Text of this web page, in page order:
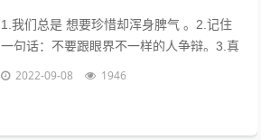
1.我们总是 想要珍惜却浑身脾气 。2.记住
一句话：不要跟眼界不一样的人争辩。3.真
的不用时刻替别人着想，不是每个人都能把
2022-09-08 1946